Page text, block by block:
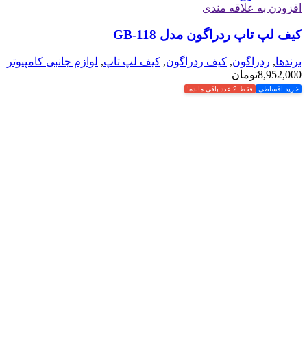
افزودن به علاقه مندی
کیف لپ تاپ ردراگون مدل GB-118
برندها, ردراگون, کیف ردراگون, کیف لپ تاپ, لوازم جانبی کامپیوتر
8,952,000تومان
خرید اقساطی فقط 2 عدد باقی مانده!